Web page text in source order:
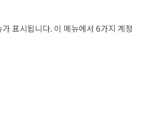
표시됩니다. 이 메뉴에서 6가지 계정